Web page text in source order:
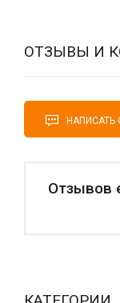
ОТЗЫВЫ И
НАПИСАТЬ
Отзывов